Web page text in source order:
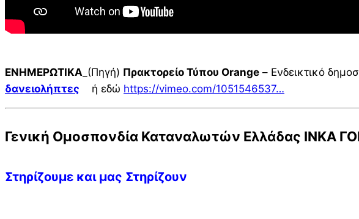
ΕΝΗΜΕΡΩΤΙΚΑ _(Πηγή) Πρακτορείο Τύπου Orange – Ενδεικτικό
δανειολήπτες ή εδώ https://vimeo.com/1051546537…
Γενική Ομοσπονδία Καταναλωτών Ελλάδας ΙΝΚΑ
Στηρίζουμε και μας Στηρίζουν